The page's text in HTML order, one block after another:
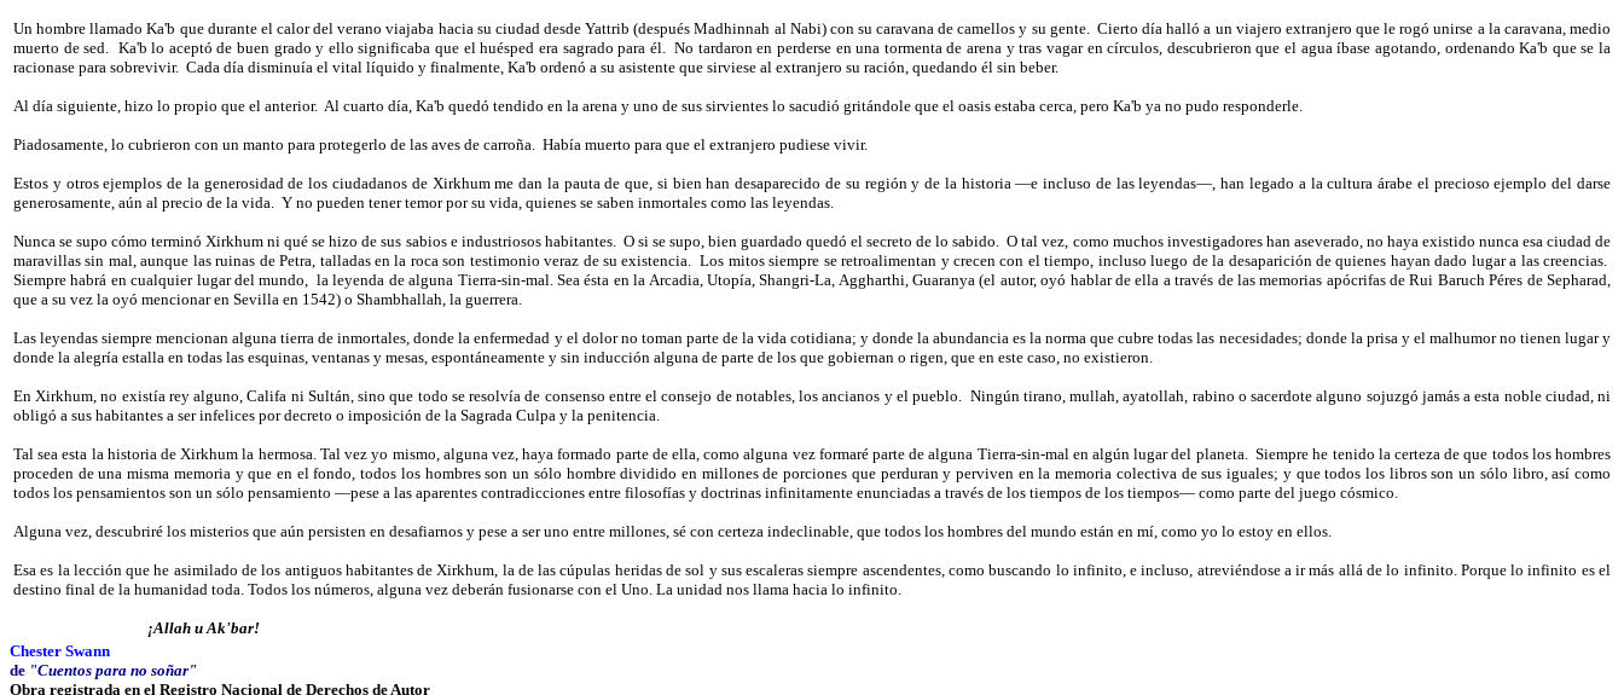
Un hombre llamado Ka'b que durante el calor del verano viajaba hacia su ciudad desde Yattrib (después Madhinnah al Nabi) con su caravana de camellos y su gente. Cierto día halló a un viajero extranjero que le rogó unirse a la caravana, medio
muerto de sed. Ka'b lo aceptó de buen grado y ello significaba que el huésped era sagrado para él. No tardaron en perderse en una tormenta de arena y tras vagar en círculos, descubrieron que el agua íbase agotando, ordenando Ka'b que se la
racionase para sobrevivir. Cada día disminuía el vital líquido y finalmente, Ka'b ordenó a su asistente que sirviese al extranjero su ración, quedando él sin beber.
Al día siguiente, hizo lo propio que el anterior. Al cuarto día, Ka'b quedó tendido en la arena y uno de sus sirvientes lo sacudió gritándole que el oasis estaba cerca, pero Ka'b ya no pudo responderle.
Piadosamente, lo cubrieron con un manto para protegerlo de las aves de carroña. Había muerto para que el extranjero pudiese vivir.
Estos y otros ejemplos de la generosidad de los ciudadanos de Xirkhum me dan la pauta de que, si bien han desaparecido de su región y de la historia —e incluso de las leyendas—, han legado a la cultura árabe el precioso ejemplo del darse
generosamente, aún al precio de la vida. Y no pueden tener temor por su vida, quienes se saben inmortales como las leyendas.
Nunca se supo cómo terminó Xirkhum ni qué se hizo de sus sabios e industriosos habitantes. O si se supo, bien guardado quedó el secreto de lo sabido. O tal vez, como muchos investigadores han aseverado, no haya existido nunca esa ciudad de
maravillas sin mal, aunque las ruinas de Petra, talladas en la roca son testimonio veraz de su existencia. Los mitos siempre se retroalimentan y crecen con el tiempo, incluso luego de la desaparición de quienes hayan dado lugar a las creencias.
Siempre habrá en cualquier lugar del mundo, la leyenda de alguna Tierra-sin-mal. Sea ésta en la Arcadia, Utopía, Shangri-La, Aggharthi, Guaranya (el autor, oyó hablar de ella a través de las memorias apócrifas de Rui Baruch Péres de Sepharad,
que a su vez la oyó mencionar en Sevilla en 1542) o Shambhallah, la guerrera.
Las leyendas siempre mencionan alguna tierra de inmortales, donde la enfermedad y el dolor no toman parte de la vida cotidiana; y donde la abundancia es la norma que cubre todas las necesidades; donde la prisa y el malhumor no tienen lugar y
donde la alegría estalla en todas las esquinas, ventanas y mesas, espontáneamente y sin inducción alguna de parte de los que gobiernan o rigen, que en este caso, no existieron.
En Xirkhum, no existía rey alguno, Califa ni Sultán, sino que todo se resolvía de consenso entre el consejo de notables, los ancianos y el pueblo. Ningún tirano, mullah, ayatollah, rabino o sacerdote alguno sojuzgó jamás a esta noble ciudad, ni
obligó a sus habitantes a ser infelices por decreto o imposición de la Sagrada Culpa y la penitencia.
Tal sea esta la historia de Xirkhum la hermosa. Tal vez yo mismo, alguna vez, haya formado parte de ella, como alguna vez formaré parte de alguna Tierra-sin-mal en algún lugar del planeta. Siempre he tenido la certeza de que todos los hombres
proceden de una misma memoria y que en el fondo, todos los hombres son un sólo hombre dividido en millones de porciones que perduran y perviven en la memoria colectiva de sus iguales; y que todos los libros son un sólo libro, así como
todos los pensamientos son un sólo pensamiento —pese a las aparentes contradicciones entre filosofías y doctrinas infinitamente enunciadas a través de los tiempos de los tiempos— como parte del juego cósmico.
Alguna vez, descubriré los misterios que aún persisten en desafiarnos y pese a ser uno entre millones, sé con certeza indeclinable, que todos los hombres del mundo están en mí, como yo lo estoy en ellos.
Esa es la lección que he asimilado de los antiguos habitantes de Xirkhum, la de las cúpulas heridas de sol y sus escaleras siempre ascendentes, como buscando lo infinito, e incluso, atreviéndose a ir más allá de lo infinito. Porque lo infinito es el
destino final de la humanidad toda. Todos los números, alguna vez deberán fusionarse con el Uno. La unidad nos llama hacia lo infinito.
¡Allah u Ak'bar!
Chester Swann
de "Cuentos para no soñar"
Obra registrada en el Registro Nacional de Derechos de Autor